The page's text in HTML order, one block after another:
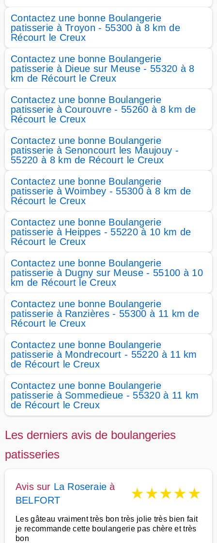
Contactez une bonne Boulangerie
patisserie à Troyon - 55300 à 8 km de
Récourt le Creux
Contactez une bonne Boulangerie
patisserie à Dieue sur Meuse - 55320 à 8
km de Récourt le Creux
Contactez une bonne Boulangerie
patisserie à Courouvre - 55260 à 8 km de
Récourt le Creux
Contactez une bonne Boulangerie
patisserie à Senoncourt les Maujouy -
55220 à 8 km de Récourt le Creux
Contactez une bonne Boulangerie
patisserie à Woimbey - 55300 à 8 km de
Récourt le Creux
Contactez une bonne Boulangerie
patisserie à Heippes - 55220 à 10 km de
Récourt le Creux
Contactez une bonne Boulangerie
patisserie à Dugny sur Meuse - 55100 à 10
km de Récourt le Creux
Contactez une bonne Boulangerie
patisserie à Ranzières - 55300 à 11 km de
Récourt le Creux
Contactez une bonne Boulangerie
patisserie à Mondrecourt - 55220 à 11 km
de Récourt le Creux
Contactez une bonne Boulangerie
patisserie à Sommedieue - 55320 à 11 km
de Récourt le Creux
Les derniers avis de boulangeries
patisseries
Avis sur La Roseraie à
BELFORT
★★★★★
Les gâteau vraiment très bon très jolie très bien fait
je recommande cette boulangerie pas chère et très
bon